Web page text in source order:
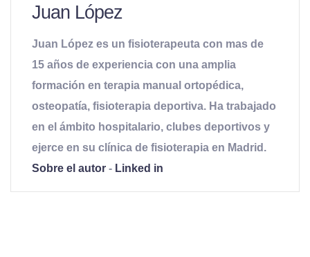
Juan López
Juan López es un fisioterapeuta con mas de
15 años de experiencia con una amplia
formación en terapia manual ortopédica,
osteopatía, fisioterapia deportiva. Ha trabajado
en el ámbito hospitalario, clubes deportivos y
ejerce en su clínica de fisioterapia en Madrid.
Sobre el autor - Linked in